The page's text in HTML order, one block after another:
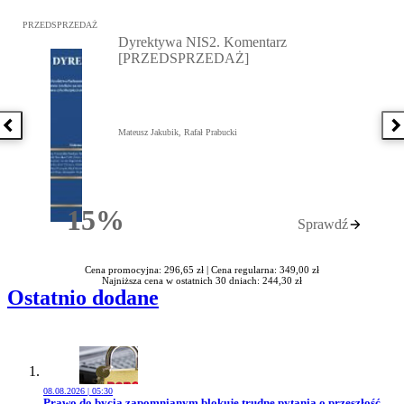
Poprzednia książka
Przejdź do: Dyrektywa NIS2. Komentarz [PRZEDSPRZEDAŻ],
PRZEDSPRZEDAŻ
15%Rabatu
Dyrektywa NIS2. Komentarz
[PRZEDSPRZEDAŻ]
Mateusz Jakubik, Rafał Prabucki
Sprawdź
Cena promocyjna: 296,65 zł | Cena regularna: 349,00 zł
Najniższa cena w ostatnich 30 dniach: 244,30 zł
Ostatnio dodane
08.08.2026 | 05:30